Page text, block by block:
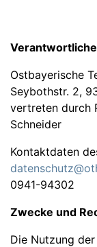
Verantwortliche
Ostbayerische
Seybothstr. 2,
vertreten durch
Schneider
Kontaktdaten
0941-94302
Zwecke und
Die Nutzung